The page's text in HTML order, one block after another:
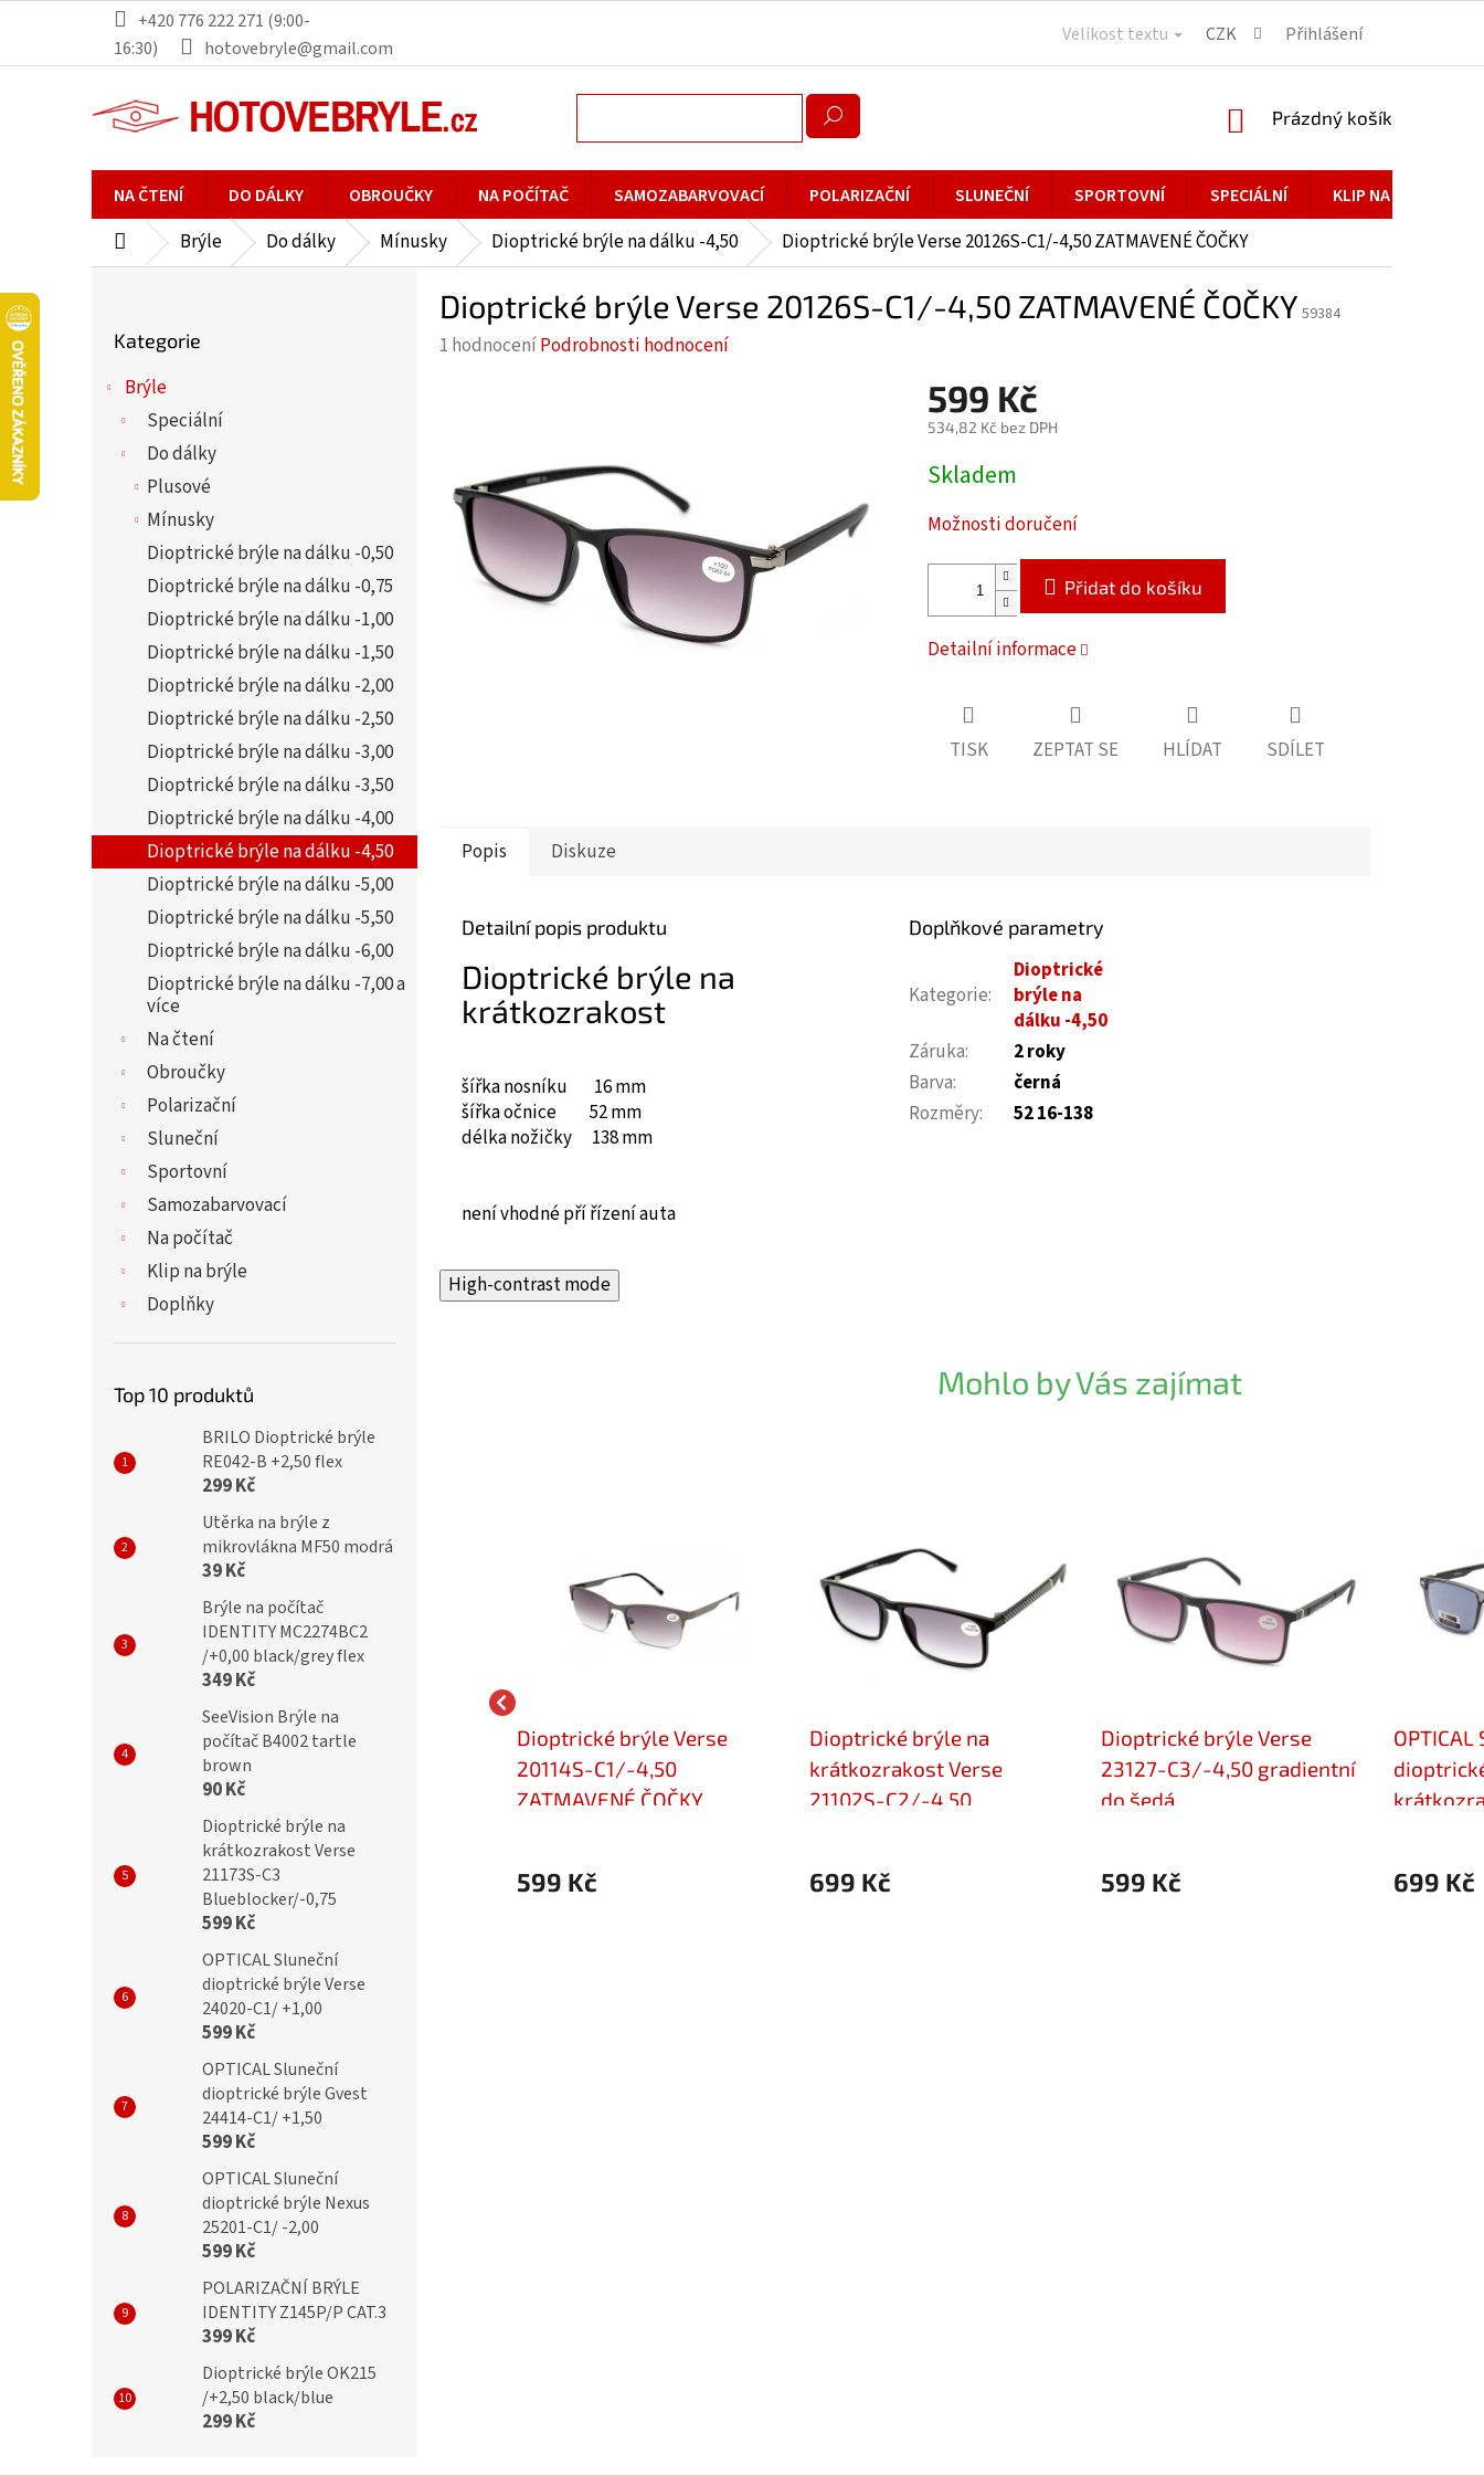
obsah
+420 776 222 271 (9:00-
16:30)
hotovebryle@gmail.com
Velikost textu CZK Přihlášení
NÁKUPNÍ
Prázdný košík
NA ČTENÍ DO DÁLKY OBROUČKY NA POČÍTAČ SAMOZABARVOVACÍ POLARIZAČNÍ SLUNEČNÍ SPORTOVNÍ SPECIÁLNÍ KLIP NA BRÝLE
DomůBrýle Do dálky Mínusky Dioptrické brýle na dálku -4,50 Dioptrické brýle Verse 20126S-C1/-4,50 ZATMAVENÉ ČOČKY
kategorie
Kategorie
Brýle
Speciální
Do dálky
Plusové
Mínusky
Dioptrické brýle na dálku -0,50
Dioptrické brýle na dálku -0,75
Dioptrické brýle na dálku -1,00
Dioptrické brýle na dálku -1,50
Dioptrické brýle na dálku -2,00
Dioptrické brýle na dálku -2,50
Dioptrické brýle na dálku -3,00
Dioptrické brýle na dálku -3,50
Dioptrické brýle na dálku -4,00
Dioptrické brýle na dálku -4,50
Dioptrické brýle na dálku -5,00
Dioptrické brýle na dálku -5,50
Dioptrické brýle na dálku -6,00
Dioptrické brýle na dálku -7,00 a
více
Na čtení
Obroučky
Polarizační
Sluneční
Sportovní
Samozabarvovací
Na počítač
Klip na brýle
Doplňky
Top 10 produktů
BRILO Dioptrické brýle
RE042-B +2,50 flex
299 Kč
Utěrka na brýle z
mikrovlákna MF50 modrá
39 Kč
Brýle na počítač
IDENTITY MC2274BC2
/+0,00 black/grey flex
349 Kč
SeeVision Brýle na
počítač B4002 tartle
brown
90 Kč
Dioptrické brýle na
krátkozrakost Verse
21173S-C3
Blueblocker/-0,75
599 Kč
OPTICAL Sluneční
dioptrické brýle Verse
24020-C1/ +1,00
599 Kč
OPTICAL Sluneční
dioptrické brýle Gvest
24414-C1/ +1,50
599 Kč
OPTICAL Sluneční
dioptrické brýle Nexus
25201-C1/ -2,00
599 Kč
POLARIZAČNÍ BRÝLE
IDENTITY Z145P/P CAT.3
399 Kč
Dioptrické brýle OK215
/+2,50 black/blue
299 Kč
Dioptrické brýle Verse 20126S-C1/-4,50 ZATMAVENÉ ČOČKY 59384
Průměrné
hvězdiček.
1 hodnoceníPodrobnosti hodnocení
599 Kč
534,82 Kč bez DPH
Měrná
cena:
Skladem
Možnosti doručení
Přidat do košíku
Detailní informace
TISK ZEPTAT SE HLÍDAT SDÍLET
Popis Diskuze
Detailní popis produktu
Dioptrické brýle na
krátkozrakost
šířka nosníku 16 mm
šířka očnice 52 mm
délka nožičky 138 mm
není vhodné pří řízení auta
Doplňkové parametry
Kategorie:
Dioptrické
brýle na
dálku -4,50
Záruka:
2 roky
Barva:
černá
Rozměry: 52 16-138
High-contrast mode
Mohlo by Vás zajímat
Dioptrické brýle
25513-C1/ -4,50
OPTICAL Samozabarvovácí a
Blueblocker dioptrické brýle
Verse 25006-C3/-4,50
899 Kč
Dioptrické brýle Verse
20114S-C1/-4,50
ZATMAVENÉ ČOČKY
599 Kč
Dioptrické brýle na
krátkozrakost Verse
21102S-C2/-4,50
699 Kč
Dioptrické brýle Verse
23127-C3/-4,50 gradientní
do šedá
599 Kč 699 Kč